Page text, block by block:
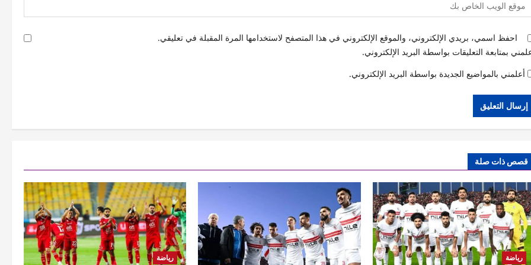
احفظ اسمي، بريدي الإلكتروني، والموقع الإلكتروني في هذا المتصفح لاستخدامها المرة المقبلة في تعليقي.
بمتابعة التعليقات بواسطة البريد الإلكتروني.
أعلمني بالمواضيع الجديدة بواسطة البريد الإلكتروني.
قصص ذات صلة
رياضة رياضة